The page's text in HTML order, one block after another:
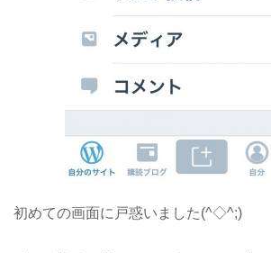
初めての画面に戸惑いました(^◇^;)